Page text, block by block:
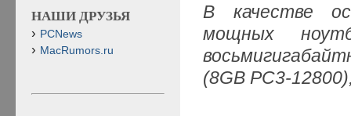
В качестве
мощных
(8GB PC3-
НАШИ ДРУЗЬЯ
PCNews
MacRumors.ru